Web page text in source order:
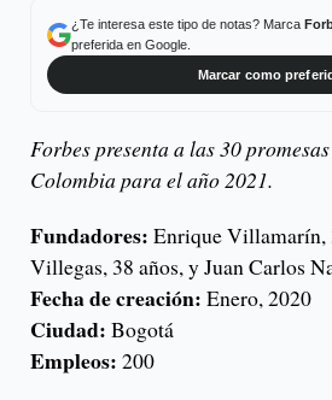
¿Te interesa este tipo de notas? Marca
preferida en Google.
Marcar como
Forbes presenta a las 30
Colombia para el año 2021.
Fundadores: Enrique Villamarín,
Villegas, 38 años, y Juan Carlos
Fecha de creación: Enero, 2020
Ciudad: Bogotá
Empleos: 200